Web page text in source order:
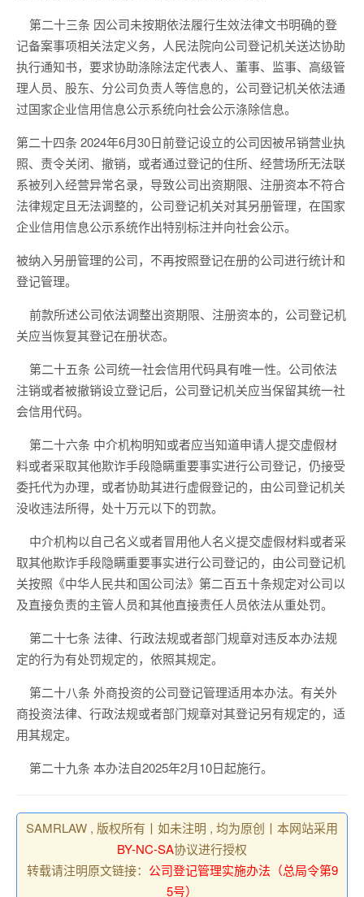
第二十三条 因公司未按期依法履行生效法律文书明确的登
记备案事项相关法定义务，人民法院向公司登记机关送达协助
执行通知书，要求协助涤除法定代表人、董事、监事、高级管
理人员、 股东、 分公司负责人等信息的，公司登记机关依法通
过国家企业信用信息公示系统向社会公示涤除信息。
第二十四条2024年6月30日前登记设立的公司因被吊销营业执
照、责令关闭、撤销， 或者通过登记的住所、经营场所无法联
系被列入经营异常名录，导致公司出资期限、注册资本不符合
法律规定且无法调整的，公司登记机关对其另册管理，在国家
企业信用信息公示系统作出特别标注并向社会公示。
被纳入另册管理的公司，不再按照登记在册的公司进行统计和
登记管理。
前款所述公司依法调整出资期限、注册资本的，公司登记机
关应当恢复其登记在册状态。
第二十五条 公司统一社会信用代码具有唯一性。公司依法
注销或者被撤销设立登记后，公司登记机关应当保留其统一社
会信用代码。
第二十六条 中介机构明知或者应当知道申请人提交虚假材
料或者采取其他欺诈手段隐瞒重要事实进行公司登记，仍接受
委托代为办理，或者协助其进行虚假登记的，由公司登记机关
没收违法所得，处十万元以下的罚款。
中介机构以自己名义或者冒用他人名义提交虚假材料或者采
取其他欺诈手段隐瞒重要事实进行公司登记的，由公司登记机
关按照 《中华人民共和国公司法》 第二百五十条规定对公司以
及直接负责的主管人员和其他直接责任人员依法从重处罚。
第二十七条法律、行政法规或者部门规章对违反本办法规
定的行为有处罚规定的，依照其规定。
第二十八条外商投资的公司登记管理适用本办法。有关外
商投资法律、行政法规或者部门规章对其登记另有规定的，适
用其规定。
第二十九条本办法自2025年2月10日起施行。
SAMRLAW , 版权所有丨如未注明 , 均为原创丨本网站采用
BY-NC-SA协议进行授权
转载请注明原文链接： 公司登记管理实施办法（总局令第9
5号）